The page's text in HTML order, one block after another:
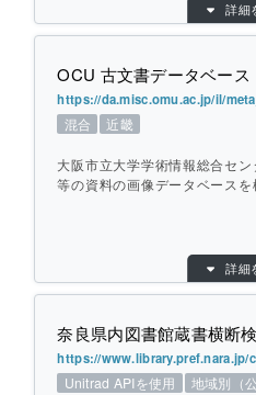
新聞総合目録
個別ペー
html
提供元： 京都府立図書館
地域：
横断方式：
対象館のデー
リル Unitrad
こちらは「カ
検索サービス
個別ペー
詳細
OCU 古文書データベース
https://da.misc.omu.ac.jp/il/
混合 近畿
大阪市立大学学術情報総合セ
等の資料の画像データベース
0438komonjo
提供元： 大阪市立大学学
地域： 近畿
詳細
奈良県内図書館蔵書横断
https://www.library.pref.nara.jp/
Unitrad APIを使用 地域別（